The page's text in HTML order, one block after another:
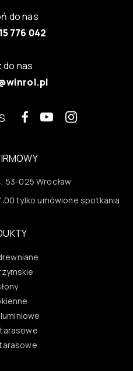
do nas
776 042
do nas
53-025 Wrocław
tylko umówione spotkania